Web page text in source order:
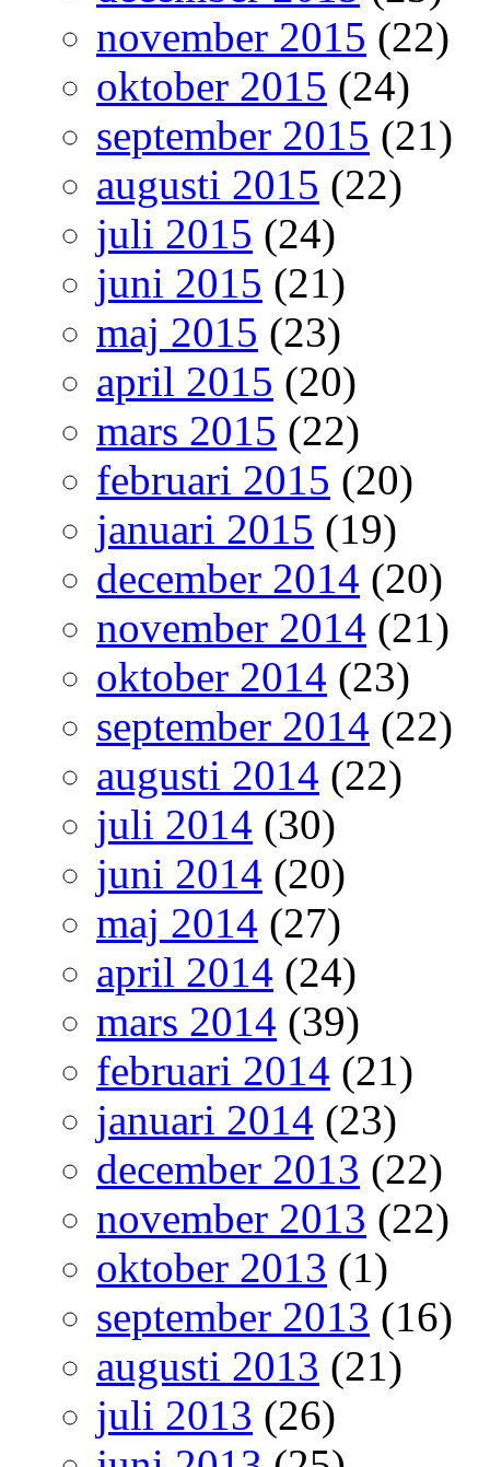
november 2015 (22)
oktober 2015 (24)
september 2015 (21)
augusti 2015 (22)
juli 2015 (24)
juni 2015 (21)
maj 2015 (23)
april 2015 (20)
mars 2015 (22)
februari 2015 (20)
januari 2015 (19)
december 2014 (20)
november 2014 (21)
oktober 2014 (23)
september 2014 (22)
augusti 2014 (22)
juli 2014 (30)
juni 2014 (20)
maj 2014 (27)
april 2014 (24)
mars 2014 (39)
februari 2014 (21)
januari 2014 (23)
december 2013 (22)
november 2013 (22)
oktober 2013 (1)
september 2013 (16)
augusti 2013 (21)
juli 2013 (26)